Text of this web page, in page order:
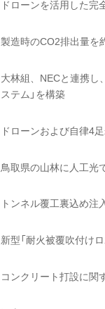
ドローンを活用した
製造時のCO2排出量を
大林組、NECと連携し
ステム」を構築
ドローンおよび自律4
鳥取県の山林に人工光
トンネル覆工裏込め注
新型「耐火被覆吹付け
コンクリート打設に関